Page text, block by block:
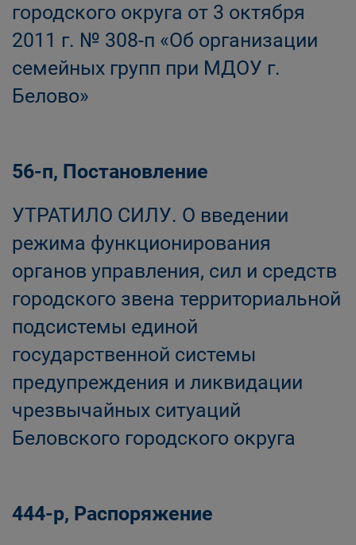
городского округа от 3 октября
2011 г. № 308-п «Об организации
семейных групп при МДОУ г.
Белово»
56-п, Постановление
УТРАТИЛО СИЛУ. О введении
режима функционирования
органов управления, сил и средств
городского звена территориальной
подсистемы единой
государственной системы
предупреждения и ликвидации
чрезвычайных ситуаций
Беловского городского округа
444-р, Распоряжение